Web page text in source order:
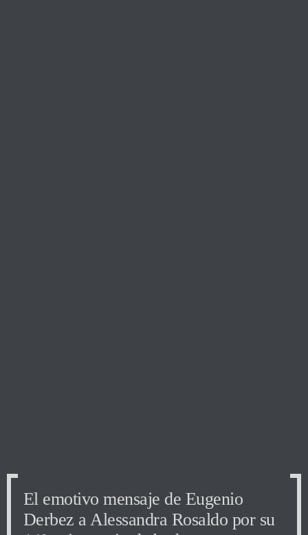
El emotivo mensaje de Eugenio
Derbez a Alessandra Rosaldo por su
El emotivo mensaje de Eugenio
Derbez a Alessandra Rosaldo por su
El emotivo mensaje de Eugenio
Derbez a Alessandra Rosaldo por su